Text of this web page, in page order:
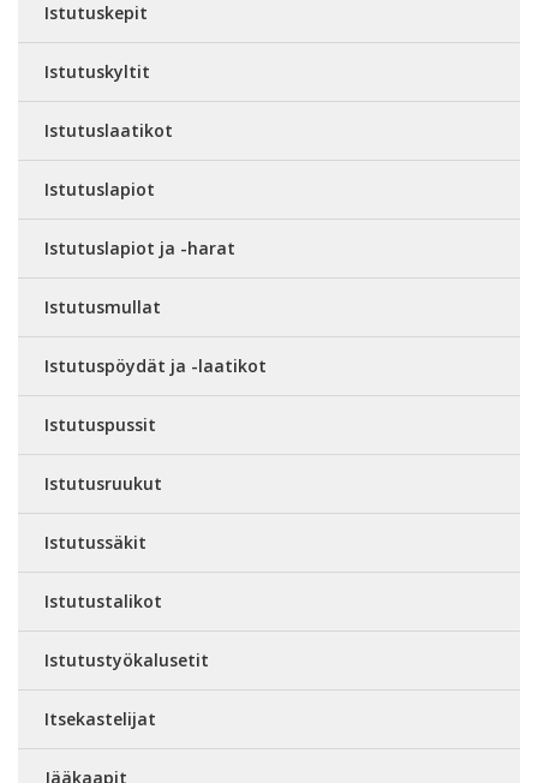
Istutuskepit
Istutuskyltit
Istutuslaatikot
Istutuslapiot
Istutuslapiot ja -harat
Istutusmullat
Istutuspöydät ja -laatikot
Istutuspussit
Istutusruukut
Istutussäkit
Istutustalikot
Istutustyökalusetit
Itsekastelijat
Jääkaapit